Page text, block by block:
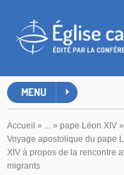
MENU
Accueil » ... » pape Léon XIV »
Voyage apostolique du pape
XIV à propos de la rencontre
migrants